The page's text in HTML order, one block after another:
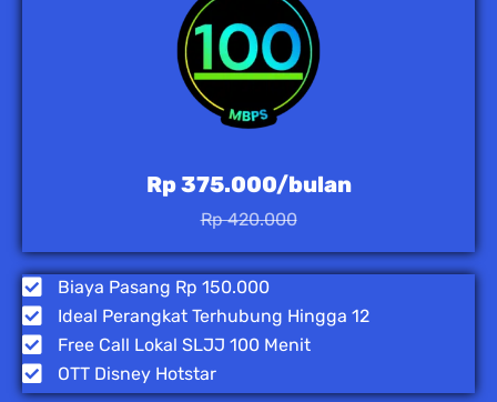
Rp 375.000/bulan
Rp 420.000
Biaya Pasang Rp 150.000
Ideal Perangkat Terhubung Hingga 12
Free Call Lokal SLJJ 100 Menit
OTT Disney Hotstar